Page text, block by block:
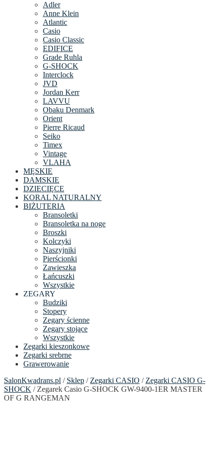
Adler
Anne Klein
Atlantic
Casio
Casio Classic
EDIFICE
Grade Ruhla
G-SHOCK
Interclock
JVD
Jordan Kerr
LAVVU
Obaku Denmark
Orient
Pierre Ricaud
Seiko
Timex
Vintage
VLAHA
MĘSKIE
DAMSKIE
DZIECIĘCE
KORAL NATURALNY
BIŻUTERIA
Bransoletki
Bransoletka na noge
Broszki
Kolczyki
Naszyjniki
Pierścionki
Zawieszka
Łańcuszki
Wszystkie
ZEGARY
Budziki
Stopery
Zegary ścienne
Zegary stojące
Wszystkie
Zegarki kieszonkowe
Zegarki srebrne
Grawerowanie
SalonKwadrans.pl / Sklep / Zegarki CASIO / Zegarki CASIO G-
SHOCK / Zegarek Casio G-SHOCK GW-9400-1ER MASTER
OF G RANGEMAN